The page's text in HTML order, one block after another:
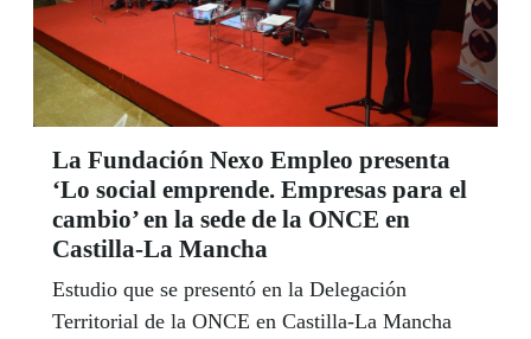
La Fundación Nexo Empleo presenta
‘Lo social emprende. Empresas para el
cambio’ en la sede de la ONCE en
Castilla-La Mancha
Estudio que se presentó en la Delegación
Territorial de la ONCE en Castilla-La Mancha